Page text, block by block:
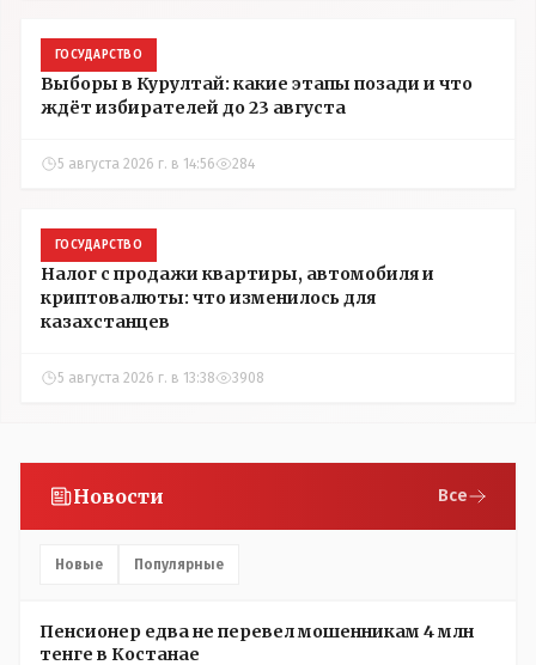
ГОСУДАРСТВО
Выборы в Курултай: какие этапы позади и что
ждёт избирателей до 23 августа
5 августа 2026 г. в 14:56 284
ГОСУДАРСТВО
Налог с продажи квартиры, автомобиля и
криптовалюты: что изменилось для
казахстанцев
5 августа 2026 г. в 13:38 3908
Новости Все
Новые Популярные
Пенсионер едва не перевел мошенникам 4 млн
тенге в Костанае